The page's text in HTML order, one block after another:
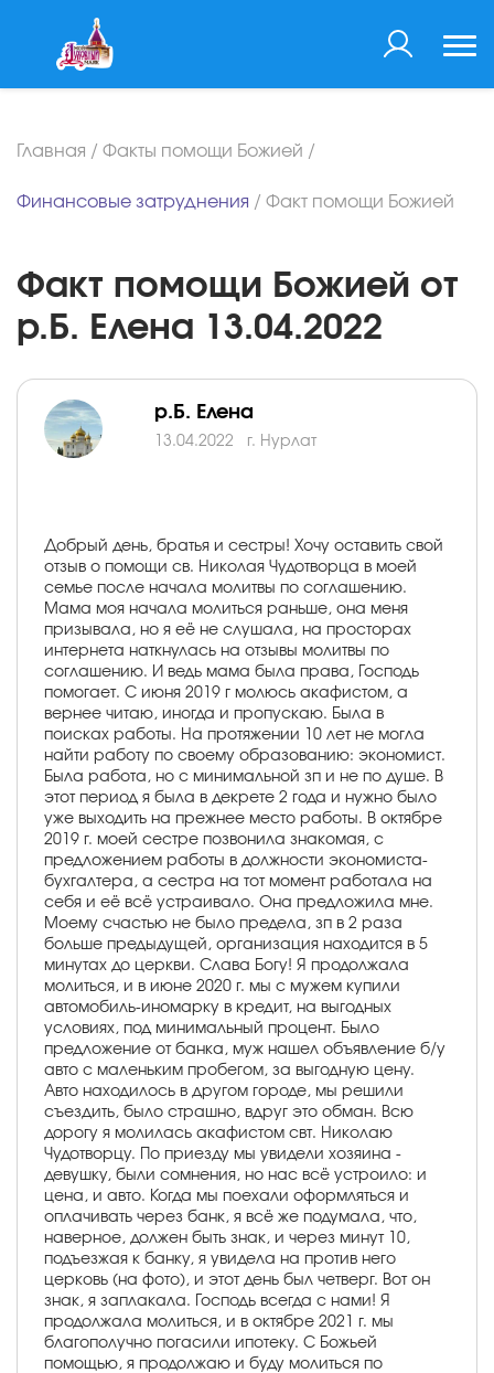
Главная / Факты помощи Божией /
Финансовые затруднения / Факт помощи Божией
Факт помощи Божией от
р.Б. Елена 13.04.2022
р.Б. Елена
13.04.2022 г. Нурлат
Добрый день, братья и сестры! Хочу оставить свой
отзыв о помощи св. Николая Чудотворца в моей
семье после начала молитвы по соглашению.
Мама моя начала молиться раньше, она меня
призывала, но я её не слушала, на просторах
интернета наткнулась на отзывы молитвы по
соглашению. И ведь мама была права, Господь
помогает. С июня 2019 г молюсь акафистом, а
вернее читаю, иногда и пропускаю. Была в
поисках работы. На протяжении 10 лет не могла
найти работу по своему образованию: экономист.
Была работа, но с минимальной зп и не по душе. В
этот период я была в декрете 2 года и нужно было
уже выходить на прежнее место работы. В октябре
2019 г. моей сестре позвонила знакомая, с
предложением работы в должности экономиста-
бухгалтера, а сестра на тот момент работала на
себя и её всё устраивало. Она предложила мне.
Моему счастью не было предела, зп в 2 раза
больше предыдущей, организация находится в 5
минутах до церкви. Слава Богу! Я продолжала
молиться, и в июне 2020 г. мы с мужем купили
автомобиль-иномарку в кредит, на выгодных
условиях, под минимальный процент. Было
предложение от банка, муж нашел объявление б/у
авто с маленьким пробегом, за выгодную цену.
Авто находилось в другом городе, мы решили
съездить, было страшно, вдруг это обман. Всю
дорогу я молилась акафистом свт. Николаю
Чудотворцу. По приезду мы увидели хозяина -
девушку, были сомнения, но нас всё устроило: и
цена, и авто. Когда мы поехали оформляться и
оплачивать через банк, я всё же подумала, что,
наверное, должен быть знак, и через минут 10,
подъезжая к банку, я увидела на против него
церковь (на фото), и этот день был четверг. Вот он
знак, я заплакала. Господь всегда с нами! Я
продолжала молиться, и в октябре 2021 г. мы
благополучно погасили ипотеку. С Божьей
помощью, я продолжаю и буду молиться по